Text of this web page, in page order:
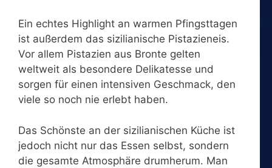
Ein echtes Highlight an warmen Pfingsttagen
ist außerdem das sizilianische Pistazieneis.
Vor allem Pistazien aus Bronte gelten
weltweit als besondere Delikatesse und
sorgen für einen intensiven Geschmack, den
viele so noch nie erlebt haben.
Das Schönste an der sizilianischen Küche ist
jedoch nicht nur das Essen selbst, sondern
die gesamte Atmosphäre drumherum. Man